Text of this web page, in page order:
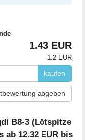
1.43 EUR
1.2 EUR
kaufen
abgeben
B8-3 (Lötspitze
ab 12.32 EUR bis